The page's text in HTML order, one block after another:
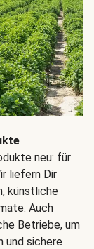
neu: für
liefern Dir
künstliche
Auch
Betriebe, um
und sichere